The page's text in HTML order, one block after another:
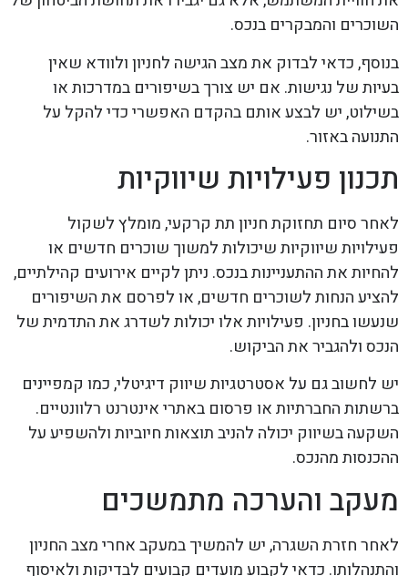
השוכרים והמבקרים בנכס.
בנוסף, כדאי לבדוק את מצב הגישה לחניון ולוודא שאין
בעיות של נגישות. אם יש צורך בשיפורים במדרכות או
בשילוט, יש לבצע אותם בהקדם האפשרי כדי להקל על
התנועה באזור.
תכנון פעילויות שיווקיות
לאחר סיום תחזוקת חניון תת קרקעי, מומלץ לשקול
פעילויות שיווקיות שיכולות למשוך שוכרים חדשים או
להחיות את ההתעניינות בנכס. ניתן לקיים אירועים קהילתיים,
להציע הנחות לשוכרים חדשים, או לפרסם את השיפורים
שנעשו בחניון. פעילויות אלו יכולות לשדרג את התדמית של
הנכס ולהגביר את הביקוש.
יש לחשוב גם על אסטרטגיות שיווק דיגיטלי, כמו קמפיינים
ברשתות החברתיות או פרסום באתרי אינטרנט רלוונטיים.
השקעה בשיווק יכולה להניב תוצאות חיוביות ולהשפיע על
ההכנסות מהנכס.
מעקב והערכה מתמשכים
לאחר חזרת השגרה, יש להמשיך במעקב אחרי מצב החניון
והתנהלותו. כדאי לקבוע מועדים קבועים לבדיקות ולאיסוף